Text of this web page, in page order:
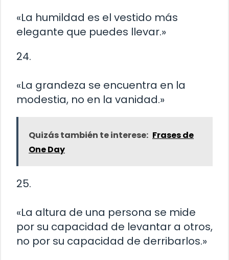
«La humildad es el vestido más
elegante que puedes llevar.»
24.
«La grandeza se encuentra en la
modestia, no en la vanidad.»
Quizás también te interese: Frases de
One Day
25.
«La altura de una persona se mide
por su capacidad de levantar a otros,
no por su capacidad de derribarlos.»